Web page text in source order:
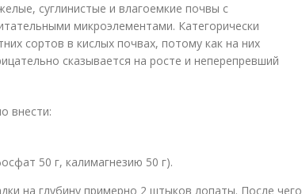
суглинистые и влагоемкие почвы с
микроэлементами. Категорически
сортов в кислых почвах, потому как на них
сказывается на росте и неперепревший
внести:
50 г, калимагнезию 50 г).
на глубину примерно 2 штыков лопаты. После чего